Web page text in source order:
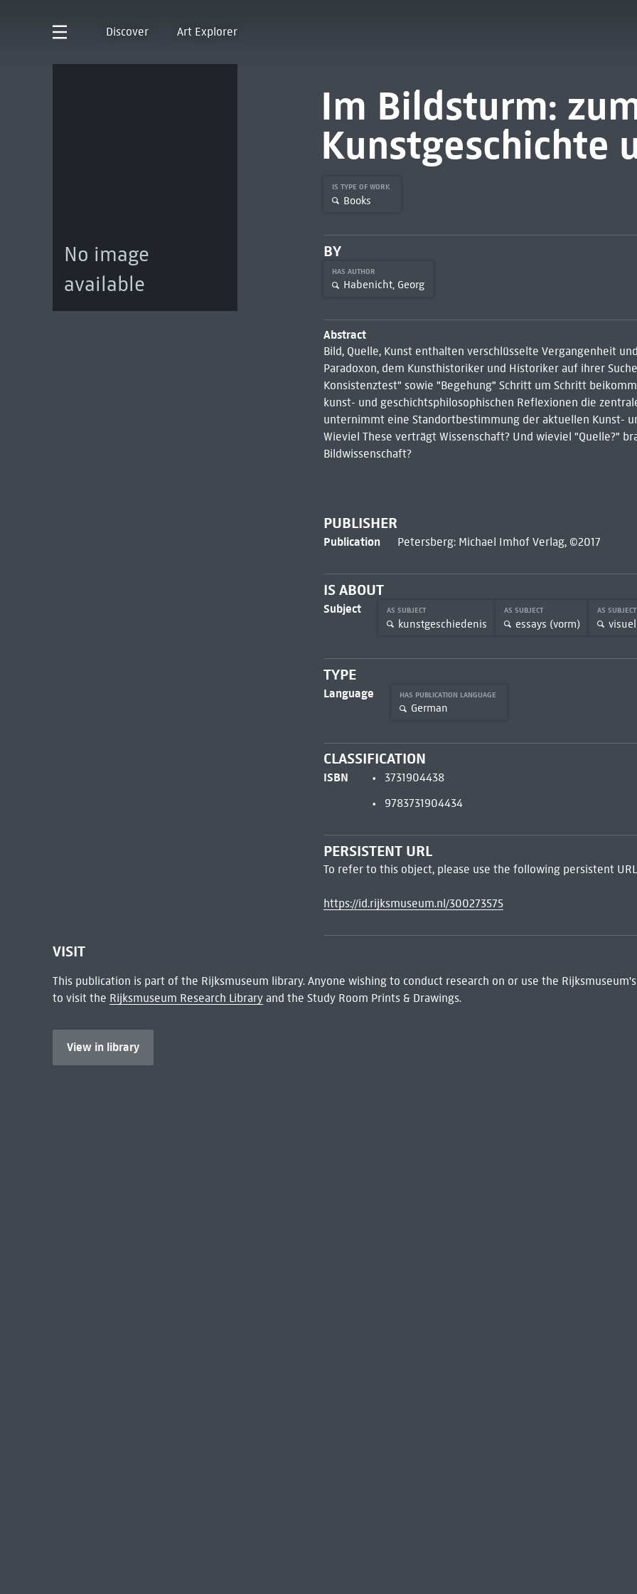
Discover Art Explorer
No image
available
Im Bildsturm:
Kunstgeschichte
IS TYPE OF WORK
Books
BY
HAS AUTHOR
Habenicht, Georg
Abstract
Bild, Quelle, Kunst enthalten verschlüsselte Vergangenheit
Paradoxon, dem Kunsthistoriker und Historiker auf ihrer
Konsistenztest" sowie "Begehung" Schritt um Schritt
kunst- und geschichtsphilosophischen Reflexionen die
unternimmt eine Standortbestimmung der aktuellen Kunst-
Wieviel These verträgt Wissenschaft? Und wieviel "Quelle?"
Bildwissenschaft?
PUBLISHER
Publication Petersberg: Michael Imhof Verlag, ©2017
IS ABOUT
Subject AS SUBJECT
kunstgeschiedenis
AS SUBJECT
essays (vorm)
AS
TYPE
Language HAS PUBLICATION LANGUAGE
German
CLASSIFICATION
ISBN
3731904438
9783731904434
PERSISTENT URL
To refer to this object, please use the following persistent
https://id.rijksmuseum.nl/300273575
VISIT
This publication is part of the Rijksmuseum library. Anyone wishing to conduct research on or use the
to visit the Rijksmuseum Research Libraryand the Study Room Prints & Drawings.
View in library